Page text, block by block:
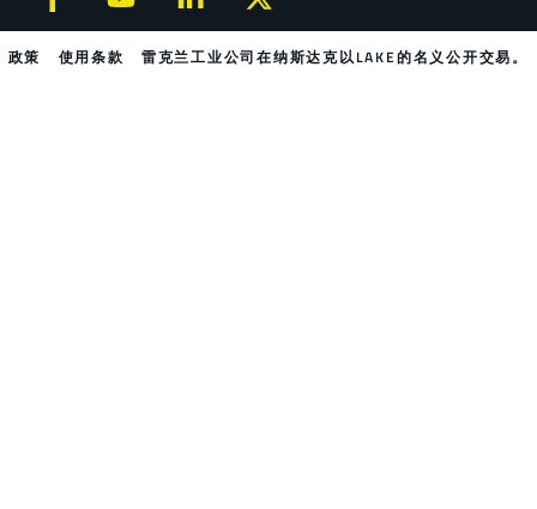
政策 使用条款 雷克兰工业公司在纳斯达克以LAKE的名义公开交易。